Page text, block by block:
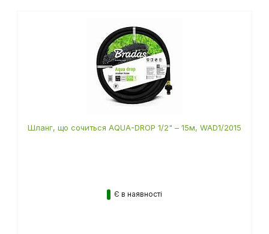
Шланг, що сочиться AQUA-DROP 1/2" – 15м, WAD1/2015
Є в наявності